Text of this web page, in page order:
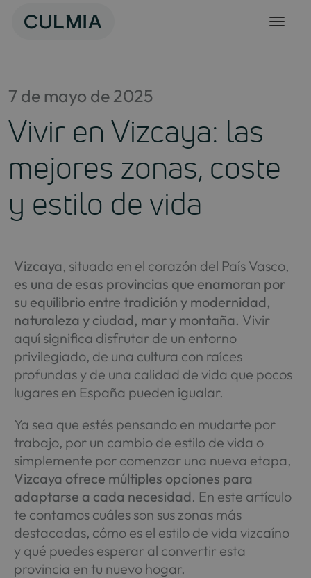
7 de mayo de 2025
Vivir en Vizcaya: las
mejores zonas, coste
y estilo de vida
Vizcaya, situada en el corazón del País Vasco,
es una de esas provincias que enamoran por
su equilibrio entre tradición y modernidad,
naturaleza y ciudad, mar y montaña. Vivir
aquí significa disfrutar de un entorno
privilegiado, de una cultura con raíces
profundas y de una calidad de vida que pocos
lugares en España pueden igualar.
Ya sea que estés pensando en mudarte por
trabajo, por un cambio de estilo de vida o
simplemente por comenzar una nueva etapa,
Vizcaya ofrece múltiples opciones para
adaptarse a cada necesidad. En este artículo
te contamos cuáles son sus zonas más
destacadas, cómo es el estilo de vida vizcaíno
y qué puedes esperar al convertir esta
provincia en tu nuevo hogar.